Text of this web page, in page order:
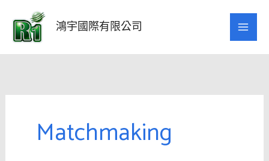
要
鴻宇國際有限公司
Matchmaking